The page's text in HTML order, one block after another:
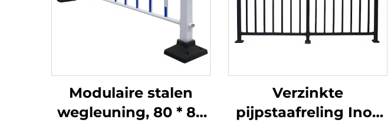
Modulaire stalen
wegleuning, 80 * 80
Verzinkte
pijpstaafreling Inox